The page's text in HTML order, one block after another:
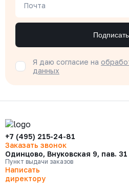
Почта
Я даю согласие на
данных
+7 (495) 215-24-81
Заказать звонок
Одинцово, Внуковская 9, пав. 31
Пункт выдачи заказов
Написать
директору